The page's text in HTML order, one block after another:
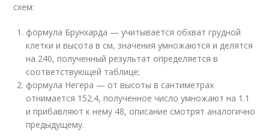
схем:
формула Брунхарда — учитывается обхват грудной
клетки и высота в см, значения умножаются и делятся
на 240, полученный результат определяется в
соответствующей таблице;
формула Негера — от высоты в сантиметрах
отнимается 152.4, полученное число умножают на 1.1
и прибавляют к нему 48, описание смотрят аналогично
предыдущему.